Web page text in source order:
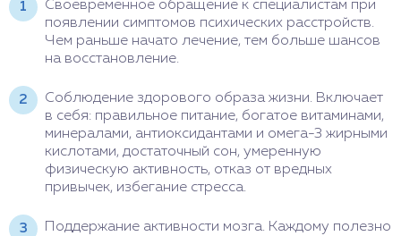
Своевременное обращение к специалистам при
появлении симптомов психических расстройств.
Чем раньше начато лечение, тем больше шансов
на восстановление.
Соблюдение здорового образа жизни. Включает
в себя: правильное питание, богатое витаминами,
минералами, антиоксидантами и омега-3 жирными
кислотами, достаточный сон, умеренную
физическую активность, отказ от вредных
привычек, избегание стресса.
Поддержание активности мозга. Каждому полезно